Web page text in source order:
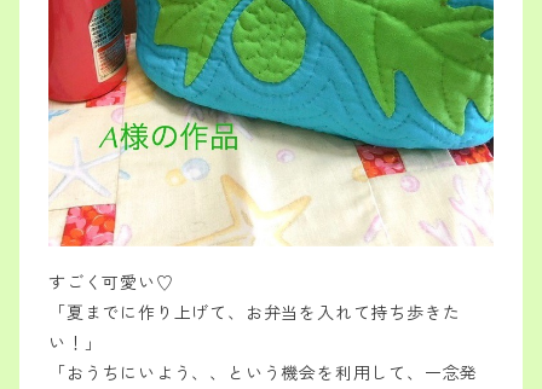
すごく可愛い♡
「夏までに作り上げて、お弁当を入れて持ち歩きた
い！」
「おうちにいよう、、という機会を利用して、一念発